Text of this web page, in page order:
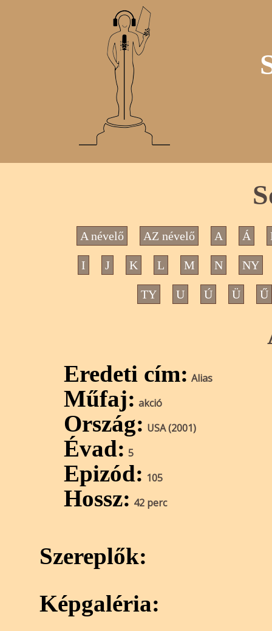
A névelő AZ névelő A Á
I J K L M N NY
TY U Ú Ü Ű
Eredeti cím: Alias
Műfaj: akció
Ország: USA (2001)
Évad: 5
Epizód: 105
Hossz: 42 perc
Szereplők:
Képgaléria: